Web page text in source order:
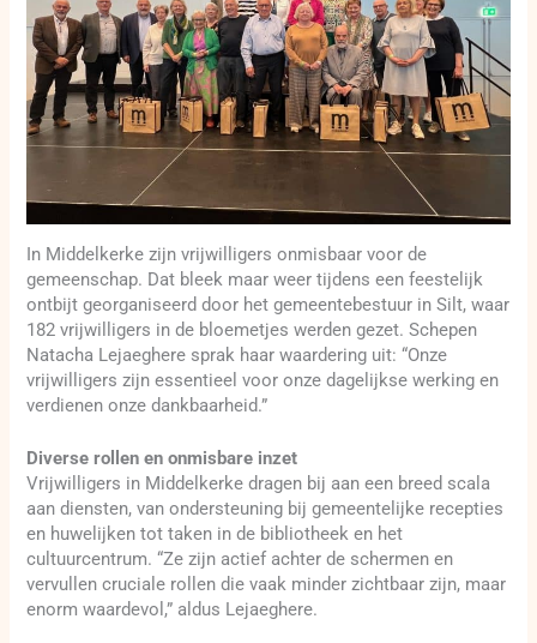
In Middelkerke zijn vrijwilligers onmisbaar voor de
gemeenschap. Dat bleek maar weer tijdens een feestelijk
ontbijt georganiseerd door het gemeentebestuur in Silt, waar
182 vrijwilligers in de bloemetjes werden gezet. Schepen
Natacha Lejaeghere sprak haar waardering uit: “Onze
vrijwilligers zijn essentieel voor onze dagelijkse werking en
verdienen onze dankbaarheid.”
Diverse rollen en onmisbare inzet
Vrijwilligers in Middelkerke dragen bij aan een breed scala
aan diensten, van ondersteuning bij gemeentelijke recepties
en huwelijken tot taken in de bibliotheek en het
cultuurcentrum. “Ze zijn actief achter de schermen en
vervullen cruciale rollen die vaak minder zichtbaar zijn, maar
enorm waardevol,” aldus Lejaeghere.